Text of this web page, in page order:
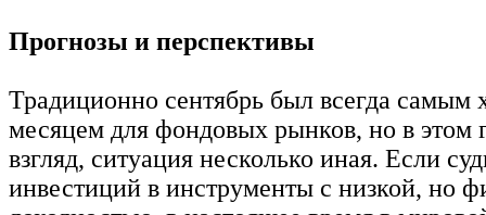
Прогнозы и перспективы
Традиционно сентябрь был всегда самым
месяцем для фондовых рынков, но в этом
взгляд, ситуация несколько иная. Если
инвестиций в инструменты с низкой, но